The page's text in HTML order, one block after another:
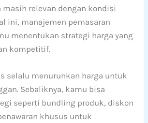
relevan dengan kondisi
ini, manajemen pemasaran
menentukan strategi harga yang
kompetitif.
selalu menurunkan harga untuk
Sebaliknya, kamu bisa
seperti bundling produk, diskon
khusus untuk